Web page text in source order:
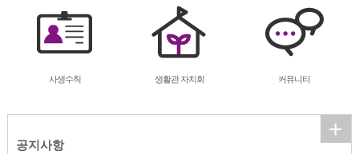
사생수칙 생활관 자치회 커뮤니티
+
공지사항